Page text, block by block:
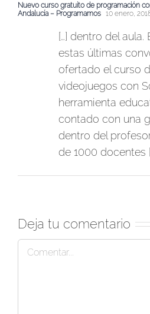
Nuevo curso gratuito de programación
Andalucía – Programamos 10 enero,
[…] dentro del
estas últimas
ofertado el curso
videojuegos con
herramienta
contado con una
dentro del
de 1000 docentes
Deja tu comentario
Comentar